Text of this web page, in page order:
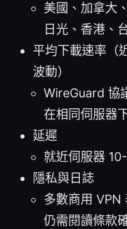
美國、加拿大
日光、香港、
平均下載速率（
波動）
WireGuard 協
在相同伺服器
延遲
就近伺服器
隱私與日誌
多數商用 VPN
仍需閱讀條款